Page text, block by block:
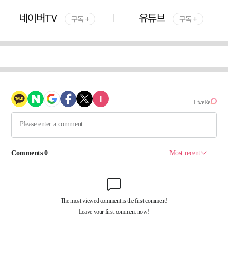
네이버TV 구독 + 유튜브 구독 +